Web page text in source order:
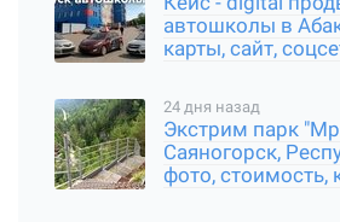
автошколы в
карты, сайт,
24 дня назад
Экстрим парк
Саяногорск,
фото, стоимость,